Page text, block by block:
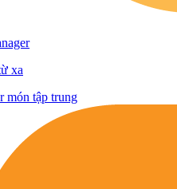
xa
món tập trung